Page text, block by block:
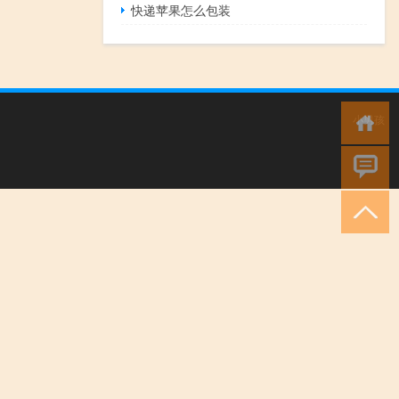
快递苹果怎么包装
小男孩